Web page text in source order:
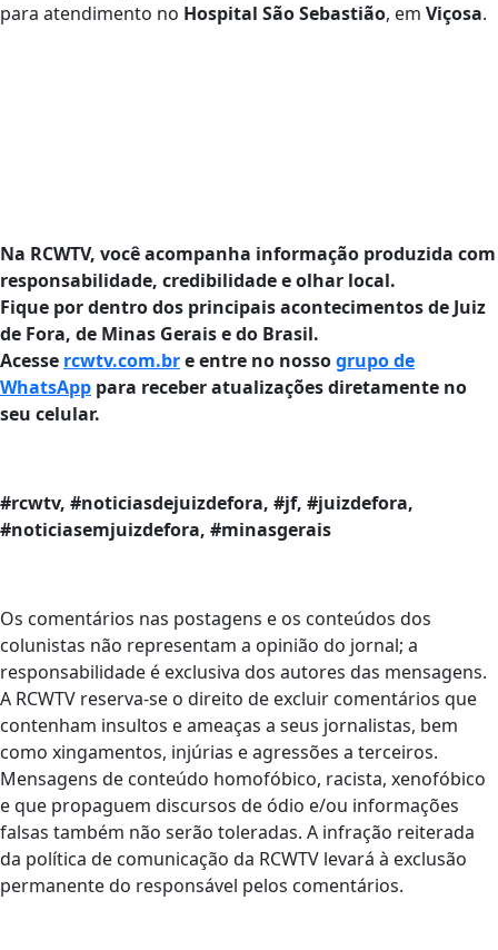
para atendimento no Hospital São Sebastião, em Viçosa.
Na RCWTV, você acompanha informação produzida com
responsabilidade, credibilidade e olhar local.
Fique por dentro dos principais acontecimentos de Juiz
de Fora, de Minas Gerais e do Brasil.
Acesse rcwtv.com.bre entre no nossogrupo de
WhatsApp para receber atualizações diretamente no
seu celular.
#rcwtv, #noticiasdejuizdefora, #jf, #juizdefora,
#noticiasemjuizdefora, #minasgerais
Os comentários nas postagens e os conteúdos dos
colunistas não representam a opinião do jornal; a
responsabilidade é exclusiva dos autores das mensagens.
A RCWTV reserva-se o direito de excluir comentários que
contenham insultos e ameaças a seus jornalistas, bem
como xingamentos, injúrias e agressões a terceiros.
Mensagens de conteúdo homofóbico, racista, xenofóbico
e que propaguem discursos de ódio e/ou informações
falsas também não serão toleradas. A infração reiterada
da política de comunicação da RCWTV levará à exclusão
permanente do responsável pelos comentários.